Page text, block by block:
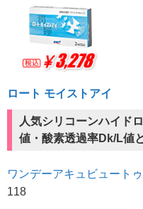
ロート モイストアイ
人気シリコーンハイド
値・酸素透過率Dk/L値
ワンデーアキュビュート
118